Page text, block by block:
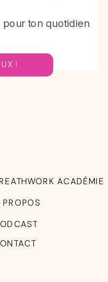
PROPOS
ACADÉMIE
!
pour ton quotidien